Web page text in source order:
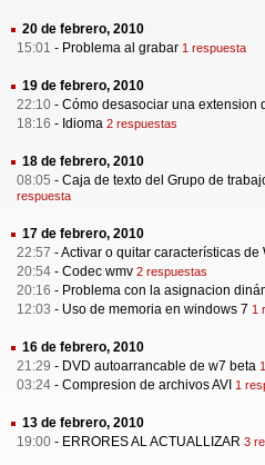
20 de febrero, 2010
15:01 - Problema al grabar 1 respuesta
19 de febrero, 2010
22:10 - Cómo desasociar una extension
18:16 - Idioma 2 respuestas
18 de febrero, 2010
08:05 - Caja de texto del Grupo de
respuesta
17 de febrero, 2010
22:57 -Activar o quitar características de
20:54 - Codec wmv 2 respuestas
20:16 - Problema con la asignacion
12:03 - Uso de memoria en windows 7 1
16 de febrero, 2010
21:29 - DVD autoarrancable de w7 beta
03:24 - Compresion de archivos AVI 1
13 de febrero, 2010
19:00 - ERRORES AL ACTUALLIZAR 3